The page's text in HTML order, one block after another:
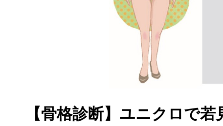
【骨格診断】ユニクロで